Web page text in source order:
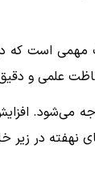
مهمی است
علمی و
نهفته در زیر